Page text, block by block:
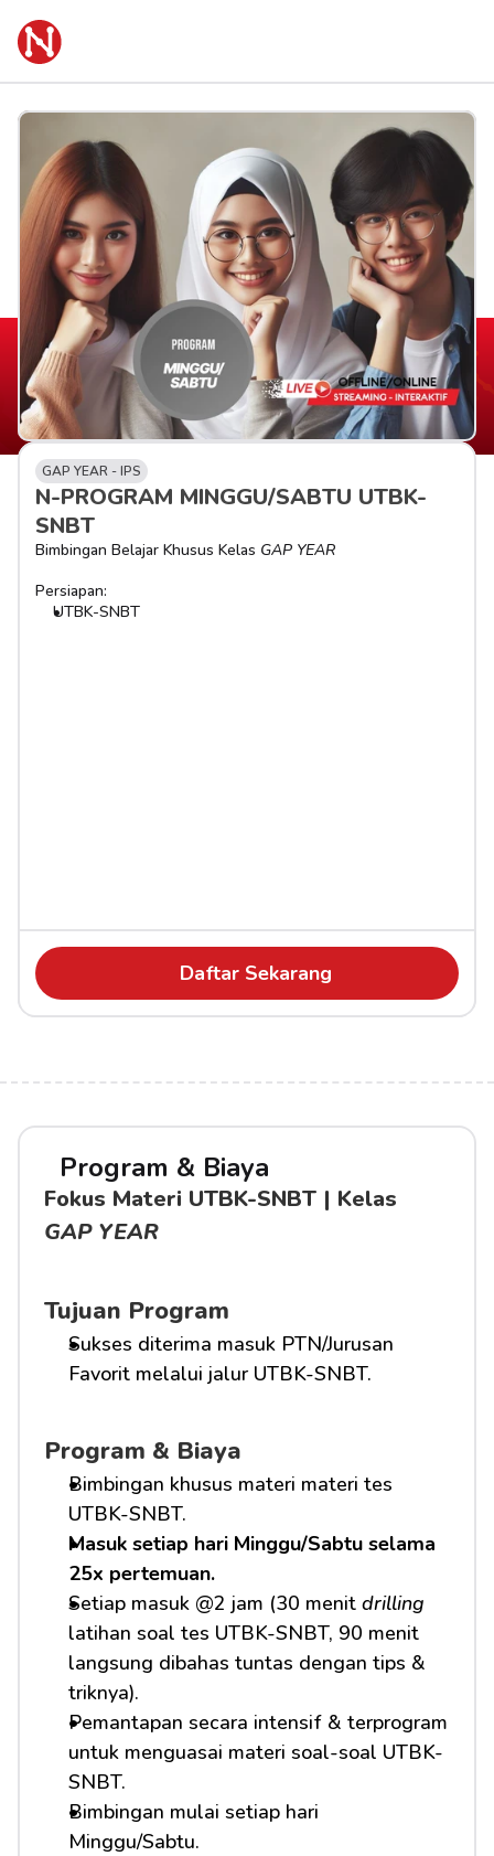
GAP YEAR - IPS
N-PROGRAM MINGGU/SABTU UTBK-
SNBT
Bimbingan Belajar Khusus Kelas GAP YEAR
Persiapan:
UTBK-SNBT
Daftar Sekarang
Program & Biaya
GAP YEAR
Tujuan Program
Sukses diterima masuk PTN/Jurusan
Favorit melalui jalur UTBK-SNBT.
Program & Biaya
Bimbingan khusus materi materi tes
UTBK-SNBT.
Masuk setiap hari Minggu/Sabtu selama
25x pertemuan.
Setiap masuk @2 jam (30 menit drilling
latihan soal tes UTBK-SNBT, 90 menit
langsung dibahas tuntas dengan tips &
triknya).
Pemantapan secara intensif & terprogram
untuk menguasai materi soal-soal UTBK-
SNBT.
Bimbingan mulai setiap hari
Minggu/Sabtu.